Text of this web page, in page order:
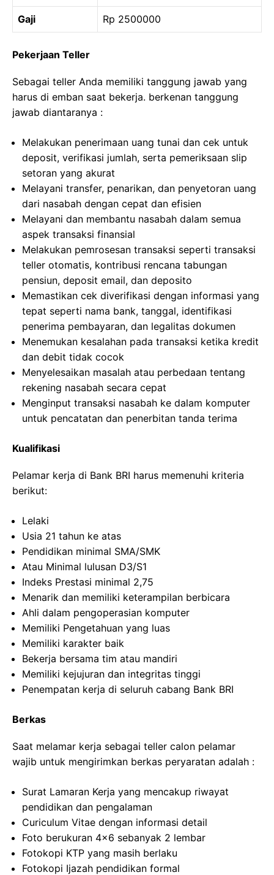
Gaji Rp 2500000
Pekerjaan Teller
Sebagai teller Anda memiliki tanggung jawab yang
harus di emban saat bekerja. berkenan tanggung
jawab diantaranya :
Melakukan penerimaan uang tunai dan cek untuk
deposit, verifikasi jumlah, serta pemeriksaan slip
setoran yang akurat
Melayani transfer, penarikan, dan penyetoran uang
dari nasabah dengan cepat dan efisien
Melayani dan membantu nasabah dalam semua
aspek transaksi finansial
Melakukan pemrosesan transaksi seperti transaksi
teller otomatis, kontribusi rencana tabungan
pensiun, deposit email, dan deposito
Memastikan cek diverifikasi dengan informasi yang
tepat seperti nama bank, tanggal, identifikasi
penerima pembayaran, dan legalitas dokumen
Menemukan kesalahan pada transaksi ketika kredit
dan debit tidak cocok
Menyelesaikan masalah atau perbedaan tentang
rekening nasabah secara cepat
Menginput transaksi nasabah ke dalam komputer
untuk pencatatan dan penerbitan tanda terima
Kualifikasi
Pelamar kerja di Bank BRI harus memenuhi kriteria
berikut:
Lelaki
Usia 21 tahun ke atas
Pendidikan minimal SMA/SMK
Atau Minimal lulusan D3/S1
Indeks Prestasi minimal 2,75
Menarik dan memiliki keterampilan berbicara
Ahli dalam pengoperasian komputer
Memiliki Pengetahuan yang luas
Memiliki karakter baik
Bekerja bersama tim atau mandiri
Memiliki kejujuran dan integritas tinggi
Penempatan kerja di seluruh cabang Bank BRI
Berkas
Saat melamar kerja sebagai teller calon pelamar
wajib untuk mengirimkan berkas peryaratan adalah :
Surat Lamaran Kerja yang mencakup riwayat
pendidikan dan pengalaman
Curiculum Vitae dengan informasi detail
Foto berukuran 4×6 sebanyak 2 lembar
Fotokopi KTP yang masih berlaku
Fotokopi Ijazah pendidikan formal